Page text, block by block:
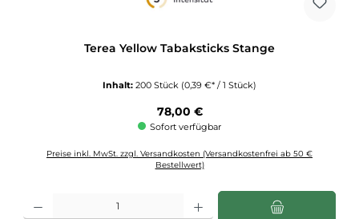
Terea Yellow Tabaksticks Stange
Inhalt: 200 Stück (0,39 €* / 1 Stück)
Regulärer Preis:
78,00 €
Sofort verfügbar
Preise inkl. MwSt. zzgl. Versandkosten (Versandkostenfrei ab 50 €
Bestellwert)
Produkt Anzahl: Gib den gewünschten Wert ein oder benutze die Schaltflächen